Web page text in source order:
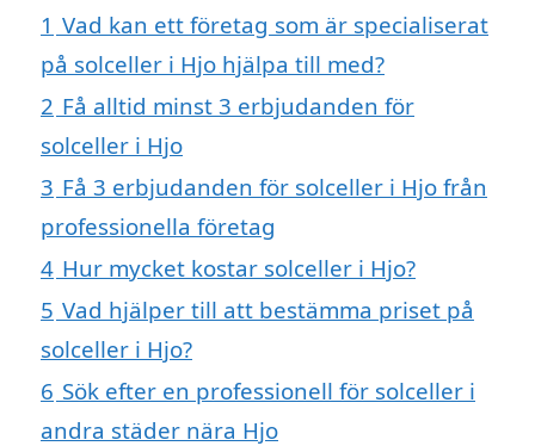
1 Vad kan ett företag som är specialiserat
på solceller i Hjo hjälpa till med?
2 Få alltid minst 3 erbjudanden för
solceller i Hjo
3 Få 3 erbjudanden för solceller i Hjo från
professionella företag
4 Hur mycket kostar solceller i Hjo?
5 Vad hjälper till att bestämma priset på
solceller i Hjo?
6 Sök efter en professionell för solceller i
andra städer nära Hjo